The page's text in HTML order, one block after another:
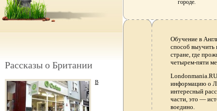
Рассказы о Британии
В
городе.
Обучение в
способ выучить
стране, где
четырем-пяти
информацию о
интересный
части, это —
воедино.